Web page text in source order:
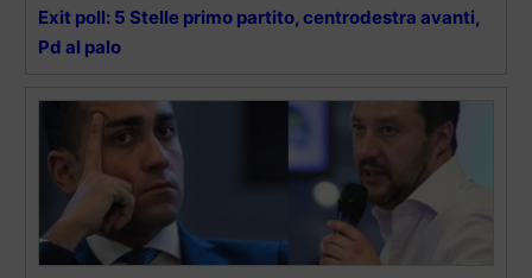
Exit poll: 5 Stelle primo partito, centrodestra avanti,
Pd al palo